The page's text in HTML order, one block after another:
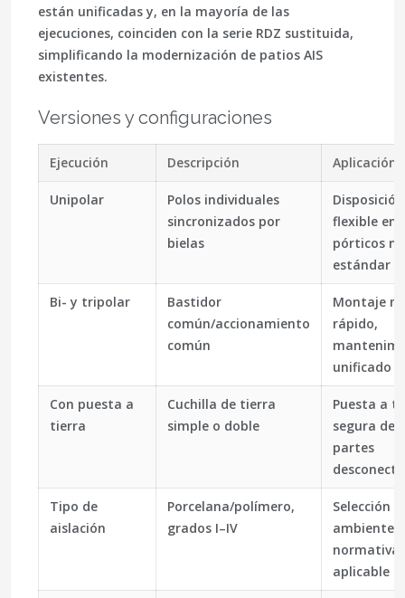
están unificadas y, en la mayoría de las
ejecuciones, coinciden con la serie RDZ sustituida,
simplificando la modernización de patios AIS
existentes.
Versiones y configuraciones
Ejecución Descripción
Unipolar
Polos individuales
sincronizados por
bielas
Disposición
flexible en
pórticos no
estándar
Bi- y tripolar
Bastidor
común/accionamiento
común
Montaje
rápido,
unificado
Con puesta a
tierra
Cuchilla de tierra
simple o doble
Puesta a
segura de
partes
Tipo de
aislación
Porcelana/polímero,
grados I–IV
Selección
ambiente y
normativa
aplicable